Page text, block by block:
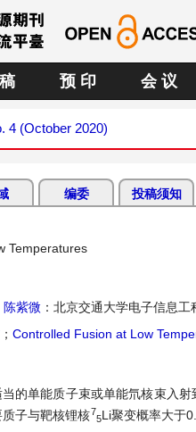
预 印 会 议
4 (October 2020)
编委 投稿须知
Temperatures
陈紫微 ：北京交通大学电子信息
； Controlled Fusion at Low
的单能质子束或单能氘核束入
子与靶核锂核7
5Li聚变概率大于